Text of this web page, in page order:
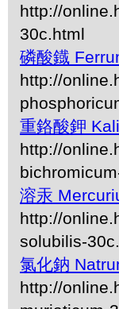
http://
30c.html
磷酸鐡
http://
重鉻酸鉀
http://
溶汞
http://
solubilis-
氯化鈉
http://